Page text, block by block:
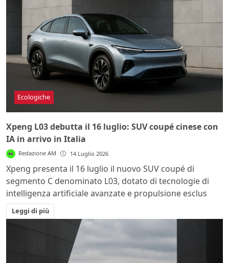
Ecologiche
Xpeng L03 debutta il 16 luglio: SUV coupé cinese con
IA in arrivo in Italia
Redazione AM 14 Luglio 2026
Xpeng presenta il 16 luglio il nuovo SUV coupé di
segmento C denominato L03, dotato di tecnologie di
intelligenza artificiale avanzate e propulsione esclus
Leggi di più